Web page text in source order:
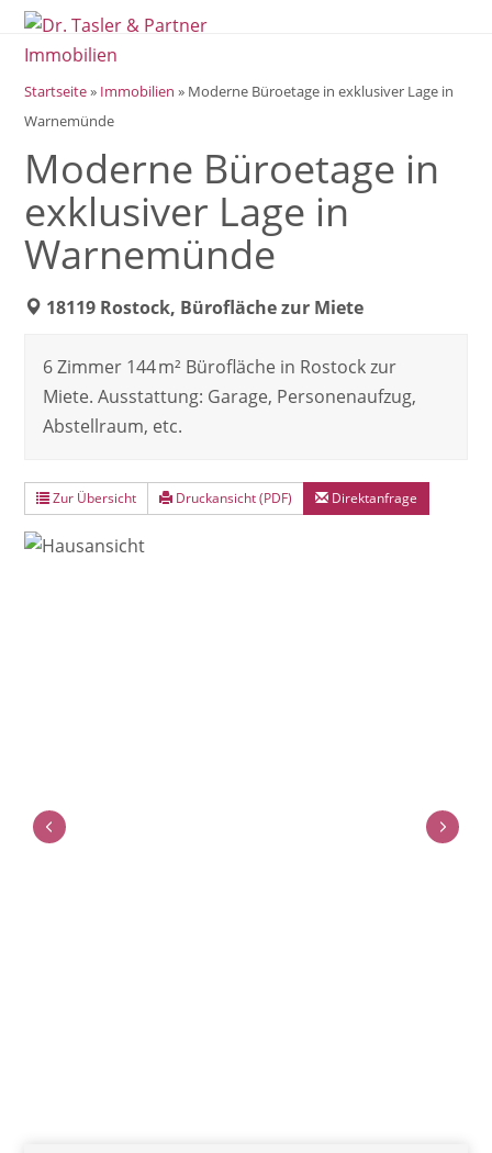
SkipOpen
mobile
menu
Close
mobile
menu
Startseite» Immobilien » Moderne Büroetage in exklusiver Lage in
Warnemünde
Moderne Büroetage in
exklusiver Lage in
Warnemünde
18119 Rostock, Bürofläche zur Miete
6 Zimmer 144 m² Bürofläche in Rostock zur
Miete. Ausstattung: Garage, Personenaufzug,
Abstellraum, etc.
Zur Übersicht Druckansicht (PDF) Direktanfrage